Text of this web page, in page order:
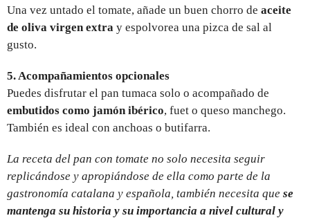
Una vez untado el tomate, añade un buen chorro de aceite
de oliva virgen extra y espolvorea una pizca de sal al
gusto.
5. Acompañamientos opcionales
Puedes disfrutar el pan tumaca solo o acompañado de
embutidos como jamón ibérico, fuet o queso manchego.
También es ideal con anchoas o butifarra.
La receta del pan con tomate no solo necesita seguir
replicándose y apropiándose de ella como parte de la
gastronomía catalana y española, también necesita que se
mantenga su historia y su importancia a nivel cultural y